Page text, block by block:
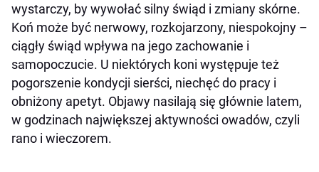
wystarczy, by wywołać silny świąd i zmiany skórne.
Koń może być nerwowy, rozkojarzony, niespokojny –
ciągły świąd wpływa na jego zachowanie i
samopoczucie. U niektórych koni występuje też
pogorszenie kondycji sierści, niechęć do pracy i
obniżony apetyt. Objawy nasilają się głównie latem,
w godzinach największej aktywności owadów, czyli
rano i wieczorem.